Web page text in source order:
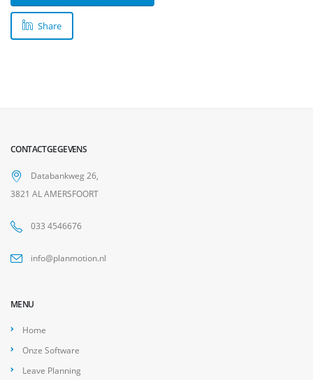
Share
CONTACTGEGEVENS
Databankweg 26,
3821 AL AMERSFOORT
033 4546676
info@planmotion.nl
MENU
Home
Onze Software
Leave Planning